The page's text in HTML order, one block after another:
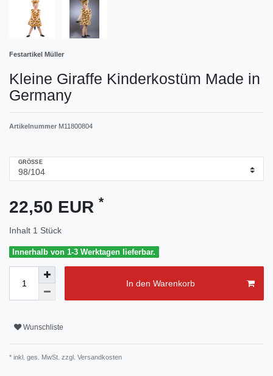
Festartikel Müller
Kleine Giraffe Kinderkostüm Made in
Germany
Artikelnummer M11800804
GRÖSSE
22,50 EUR *
Inhalt 1 Stück
Innerhalb von 1-3 Werktagen lieferbar.
In den Warenkorb
Wunschliste
* inkl. ges. MwSt. zzgl. Versandkosten